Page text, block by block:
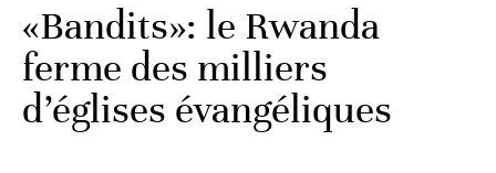
«Bandits»: le Rwanda
ferme des milliers
d’églises évangéliques